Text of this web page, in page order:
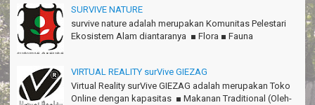
William - Singapore
TRIms Team surVive atas panduan wisata Kabupaten
Pangandaran
Jacky - Depok
Haturnuhun kang Arief, Citumang seru!
Risna - Garut
SURVIVE NATURE
survive nature adalah merupakan Komunitas Pelestari
Ekosistem Alam diantaranya ■ Flora ■ Fauna
VIRTUAL REALITY surVive GIEZAG
Virtual Reality surVive GIEZAG adalah merupakan Toko
Online dengan kapasitas ■ Makanan Traditional (Oleh-